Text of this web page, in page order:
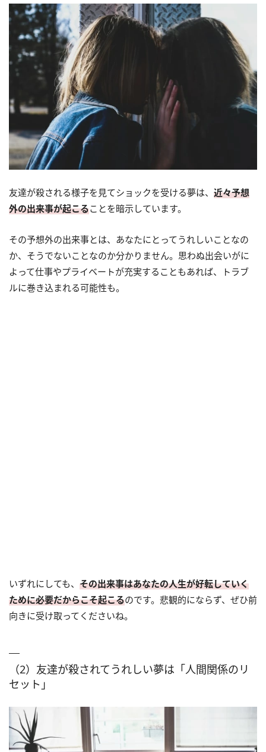
友達が殺される様子を見てショックを受ける夢は、 近々予想
外の出来事が起こることを暗示しています。
その予想外の出来事とは、あなたにとってうれしいことなの
か、そうでないことなのか分かりません。思わぬ出会いがに
よって仕事やプライベートが充実することもあれば、トラブ
ルに巻き込まれる可能性も。
いずれにしても、 その出来事はあなたの人生が好転していく
ために必要だからこそ起こるのです。悲観的にならず、ぜひ前
向きに受け取ってくださいね。
（2）友達が殺されてうれしい夢は「人間関係のリ
セット」